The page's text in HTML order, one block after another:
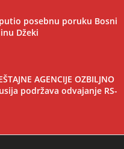
posebnu poruku Bosni
Džeki
AGENCIJE OZBILJNO
podržava odvajanje RS-